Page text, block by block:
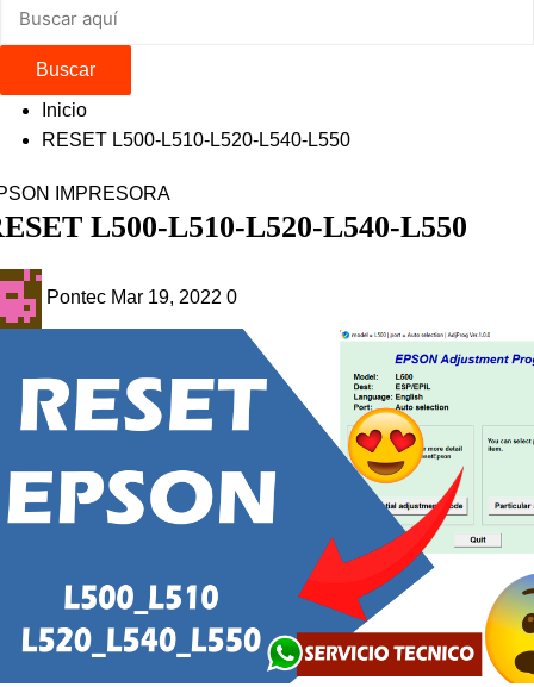
Buscar
Inicio
RESET L500-L510-L520-L540-L550
IMPRESORA
L500-L510-L520-L540-L550
Pontec Mar 19, 2022 0